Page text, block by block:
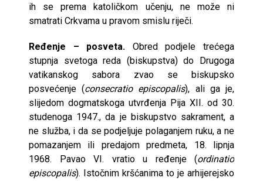
ih se prema katoličkom učenju, ne može ni
smatrati Crkvama u pravom smislu riječi.
Ređenje – posveta. Obred podjele trećega
stupnja svetoga reda (biskupstva) do Drugoga
vatikanskog sabora zvao se biskupsko
posvećenje (consecratio episcopalis), ali ga je,
slijedom dogmatskoga utvrđenja Pija XII. od 30.
studenoga 1947., da je biskupstvo sakrament, a
ne služba, i da se podjeljuje polaganjem ruku, a ne
pomazanjem ili predajom predmeta, 18. lipnja
1968. Pavao VI. vratio u ređenje (ordinatio
episcopalis). Istočnim kršćanima to je arhijerejsko